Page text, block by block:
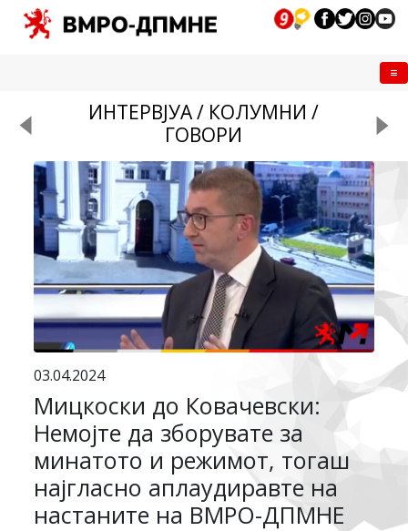
ИНТЕРВЈУА / КОЛУМНИ /
ГОВОРИ
03.04.2024
Мицкоски до Ковачевски:
Немојте да зборувате за
минатото и режимот, тогаш
најгласно аплаудиравте на
настаните на ВМРО-ДПМНЕ